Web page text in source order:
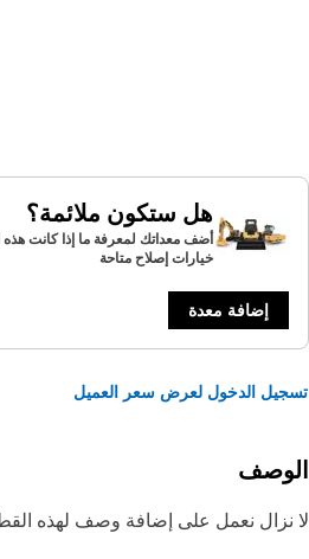
هل ستكون ملائمة؟
أضف معداتك لمعرفة ما إذا كانت هذه
خيارات إصلاح متاحة
إضافة معدة
الدخول لعرض سعر العميل
نزال نعمل على إضافة وصف لهذه